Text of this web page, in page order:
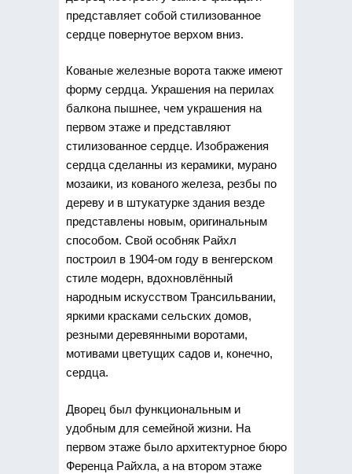
представляет собой стилизованное
сердце повернутое верхом вниз.
Кованые железные ворота также имеют
форму сердца. Украшения на перилах
балкона пышнее, чем украшения на
первом этаже и представляют
стилизованное сердце. Изображения
сердца сделанны из керамики, мурано
мозаики, из кованого железа, резбы по
дереву и в штукатурке здания везде
представлены новым, оригинальным
способом. Свой особняк Райхл
построил в 1904-ом году в венгерском
стиле модерн, вдохновлённый
народным искусством Трансильвании,
яркими красками сельских домов,
резными деревянными воротами,
мотивами цветущих садов и, конечно,
сердца.
Дворец был функциональным и
удобным для семейной жизни. На
первом этаже было архитектурное бюро
Ференца Райхла, а на втором этаже